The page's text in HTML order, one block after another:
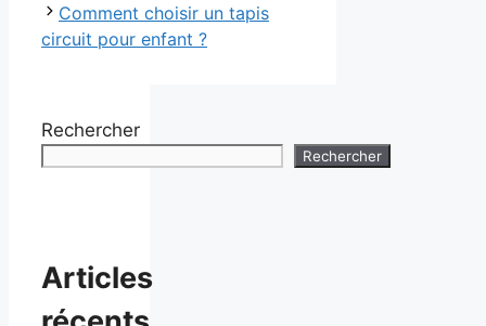
Comment choisir un tapis
circuit pour enfant ?
Rechercher
Rechercher
Articles